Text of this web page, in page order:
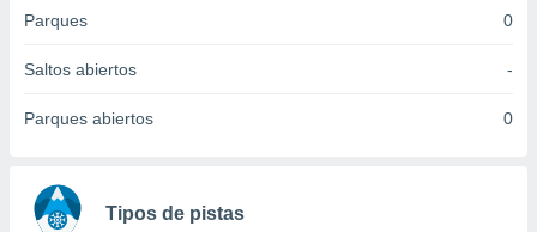
uso de
e
mediante
Parques 0
Saltos abiertos -
Parques abiertos 0
Tipos de pistas